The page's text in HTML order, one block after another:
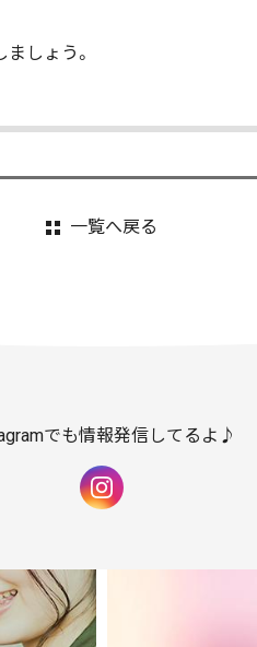
しょう。
一覧へ戻る
でも情報発信してるよ♪